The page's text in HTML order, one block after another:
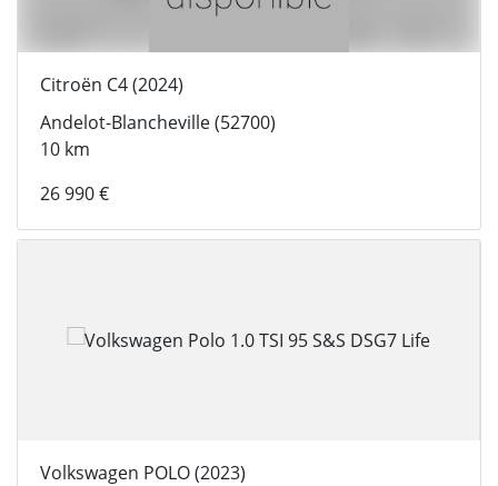
Citroën C4 (2024)
Andelot-Blancheville (52700)
10 km
26 990 €
Volkswagen POLO (2023)